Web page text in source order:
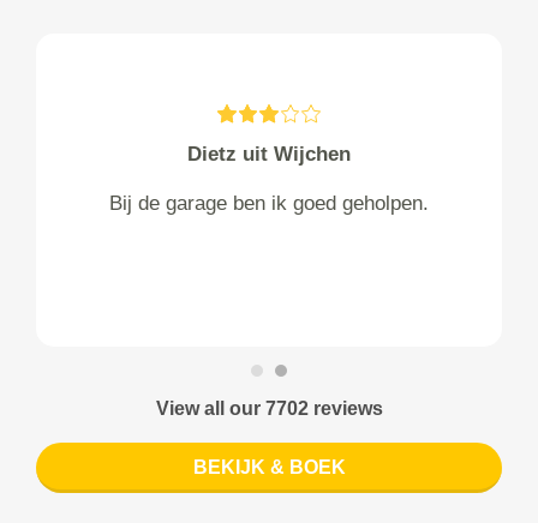
Dietz uit Wijchen
Bij de garage ben ik goed geholpen.
View all our 7702 reviews
BEKIJK & BOEK